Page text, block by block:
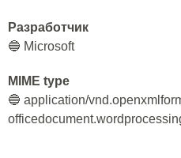
Разработчик
🔵 Microsoft
MIME type
🔵 application/